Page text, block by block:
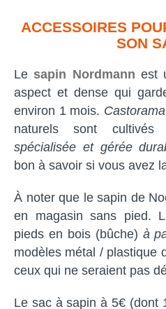
ACCESSOIRES
SON
Le sapin Nordmann est
aspect et dense qui
environ 1 mois. Castorama
naturels sont
spécialisée et gérée
bon à savoir si vous avez
À noter que le sapin de
en magasin sans pied.
pieds en bois (bûche) à
modèles métal / plastique
ceux qui ne seraient pas
Le sac à sapin à 5€ (dont